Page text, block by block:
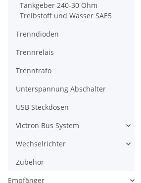
Tankgeber 240-30 Ohm
Treibstoff und Wasser SAE5
Trenndioden
Trennrelais
Trenntrafo
Unterspannung Abschalter
USB Steckdosen
Victron Bus System
Wechselrichter
Zubehör
Empfänger